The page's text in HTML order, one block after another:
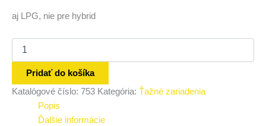
aj LPG, nie pre hybrid
Pridať do košíka
Katalógové číslo: 753 Kategória: Ťažné zariadenia
Popis
Ďalšie informácie